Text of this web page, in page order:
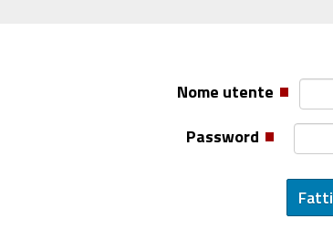
Nome utente
Password